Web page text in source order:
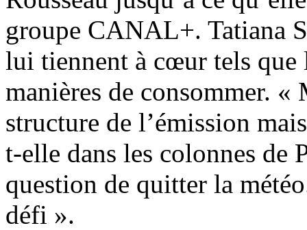
groupe CANAL+. Tatiana
lui tiennent à cœur tels que
manières de consommer. «
structure de l’émission
t-elle dans les colonnes de
question de quitter la
défi ».